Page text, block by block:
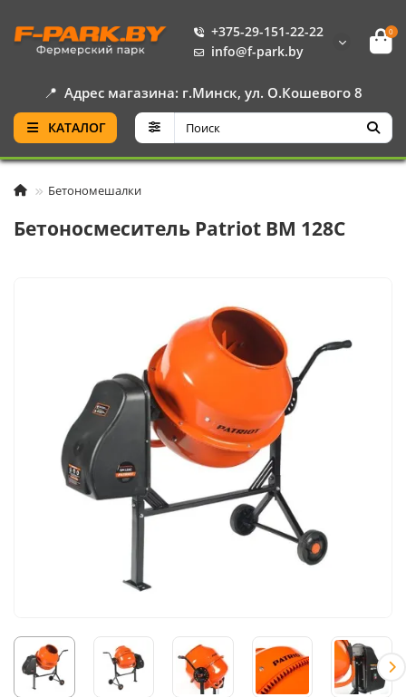
+375-29-151-22-22
info@f-park.by
0
📍 Адрес магазина: г.Минск, ул. О.Кошевого 8
КАТАЛОГ
Бетономешалки
Бетоносмеситель Patriot BM 128C